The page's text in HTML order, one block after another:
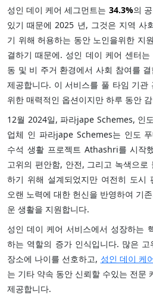
성인 데이 케어 세그먼트는 34.3%의
있기 때문에 2025 년, 그것은 지역 사
기 위해 허용하는 동안 노인을위한 지
결하기 때문에. 성인 데이 케어 센터
동 및 비 주거 환경에서 사회 참여를
제공합니다. 이 서비스를 풀 타임 기관
위한 매력적인 옵션이지만 하루 동안
12월 2024일, 파라jape Schemes, 인
업체 인 파라jape Schemes는 인도
수석 생활 프로젝트 Athashri를 시작
고위의 편안함, 안전, 그리고 녹색으
하기 위해 설계되었지만 여전히 도시
오랜 노력에 대한 헌신을 반영하여 기
운 생활을 지원합니다.
성인 데이 케어 서비스에서 성장하는
하는 역할의 증가 인식입니다. 많은
장소에 나이를 선호하고, 성인 데이 케
는 기타 약속 동안 신뢰할 수있는 전문
제공합니다.